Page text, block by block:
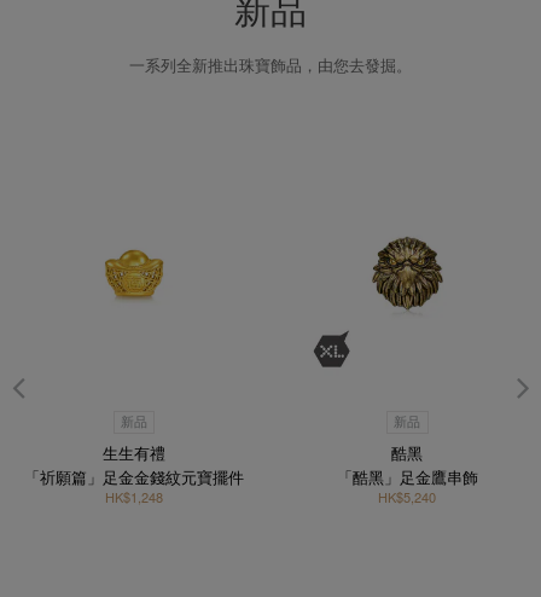
新品
一系列全新推出珠寶飾品，由您去發掘。
新品
生生有禮
「祈願篇」足金金錢紋元寶擺件
HK$1,248
新品
酷黑
「酷黑」足金鷹串飾
HK$5,240